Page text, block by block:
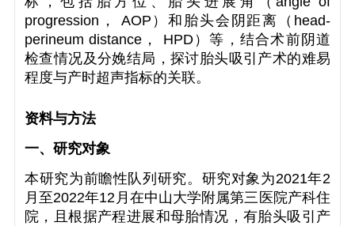
progression， AOP）和胎头会阴距离（head-
perineum distance， HPD）等，结合术前阴道
检查情况及分娩结局，探讨胎头吸引产术的难易
程度与产时超声指标的关联。
资料与方法
一、研究对象
本研究为前瞻性队列研究。研究对象为2021年2
月至2022年12月在中山大学附属第三医院产科住
院，且根据产程进展和母胎情况，有胎头吸引产